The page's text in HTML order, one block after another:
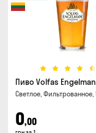
Пиво Volfas Engelman
Светлое, Фильтрованное,
0,00